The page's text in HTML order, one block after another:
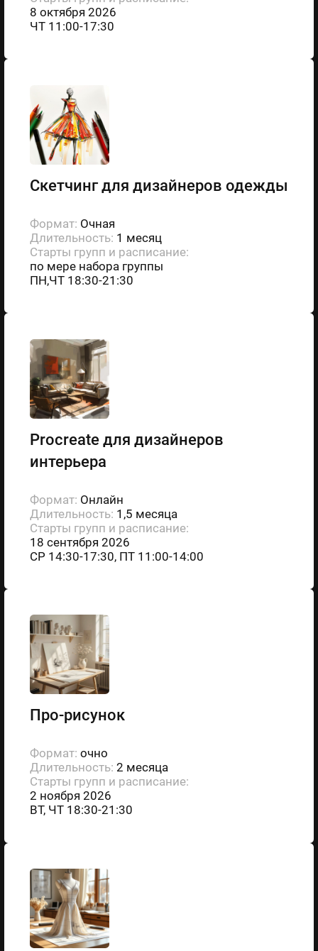
8 октября 2026
ЧТ 11:00-17:30
Скетчинг для дизайнеров одежды
Формат: Очная
Длительность: 1 месяц
Старты групп и расписание:
по мере набора группы
ПН,ЧТ 18:30-21:30
Рrocreate для дизайнеров
интерьера
Формат: Онлайн
Длительность: 1,5 месяца
Старты групп и расписание:
18 сентября 2026
СР 14:30-17:30, ПТ 11:00-14:00
Про-рисунок
Формат: очно
Длительность: 2 месяца
Старты групп и расписание:
2 ноября 2026
ВТ, ЧТ 18:30-21:30